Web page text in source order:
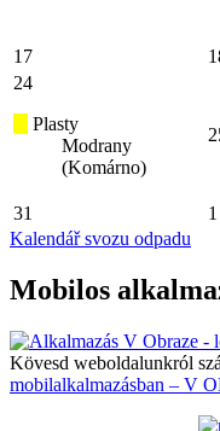
17
24
Plasty
Modrany
(Komárno)
31 1
Kalendář svozu odpadu
Mobilos
Kövesd weboldalunkról
mobilalkalmazásban – V